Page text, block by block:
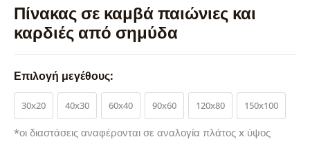
Πίνακας σε καμβά παιώνιες και
καρδιές από σημύδα
Επιλογή μεγέθους:
30x20 40x30 60x40 90x60 120x80 150x100
*οι διαστάσεις αναφέρονται σε αναλογία πλάτος x ύψος